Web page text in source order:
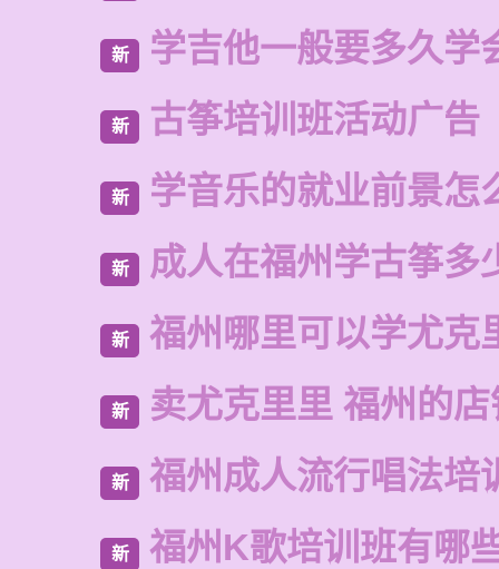
新 学吉他一般要多久学
新 古筝培训班活动广告
新 学音乐的就业前景怎
新 成人在福州学古筝多
新 福州哪里可以学尤克
新 卖尤克里里 福州的店
新 福州成人流行唱法培
新 福州K歌培训班有哪